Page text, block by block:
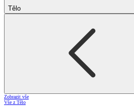
Tělo
Zobrazit vše
Vše z Tělo